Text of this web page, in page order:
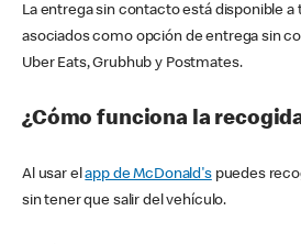
La entrega sin contacto está disponible a
asociados como opción de entrega sin
Uber Eats, Grubhub y Postmates.
¿Cómo funciona la
Al usar elapp de McDonald'spuedes
sin tener que salir del vehículo.